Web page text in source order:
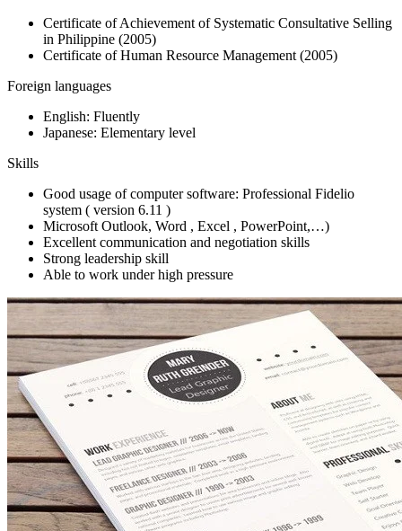
Certificate of Achievement of Systematic Consultative Selling
in Philippine (2005)
Certificate of Human Resource Management (2005)
Foreign languages
English: Fluently
Japanese: Elementary level
Skills
Good usage of computer software: Professional Fidelio
system ( version 6.11 )
Microsoft Outlook, Word , Excel , PowerPoint,…)
Excellent communication and negotiation skills
Strong leadership skill
Able to work under high pressure